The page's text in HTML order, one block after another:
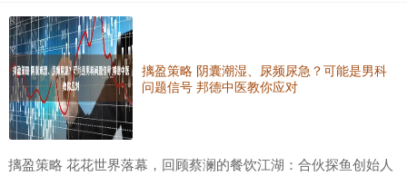
摛盈策略 阴囊潮湿、尿频尿急？可能是男科
问题信号 邦德中医教你应对
​摛盈策略 花花世界落幕，回顾蔡澜的餐饮江湖：合伙探鱼创始人